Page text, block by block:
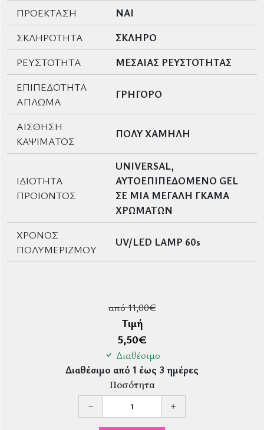
ΠΡΟΕΚΤΑΣΗ
ΝΑΙ
ΣΚΛΗΡΟΤΗΤΑ
ΣΚΛΗΡΟ
ΡΕΥΣΤΟΤΗΤΑ
ΜΕΣΑΙΑΣ ΡΕΥΣΤΟΤΗΤΑΣ
ΕΠΙΠΕΔΟΤΗΤΑ
ΑΠΛΩΜΑ
ΓΡΗΓΟΡΟ
ΑΙΣΘΗΣΗ
ΚΑΨΙΜΑΤΟΣ
ΠΟΛΥ ΧΑΜΗΛΗ
ΙΔΙΟΤΗΤΑ
ΠΡΟΙΟΝΤΟΣ
UNIVERSAL,
ΑΥΤΟΕΠΙΠΕΔΟΜΕΝΟ GEL
ΣΕ ΜΙΑ ΜΕΓΑΛΗ ΓΚΑΜΑ
ΧΡΩΜΑΤΩΝ
ΧΡΟΝΟΣ
ΠΟΛΥΜΕΡΙΖΜΟΥ
UV/LED LAMP 60s
από 11,00€
Τιμή
5,50€
Διαθέσιμο
Διαθέσιμο από 1 έως 3 ημέρες
Ποσότητα